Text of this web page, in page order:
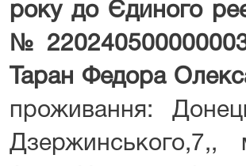
року до Єдиного
№
Таран Федора
проживання: